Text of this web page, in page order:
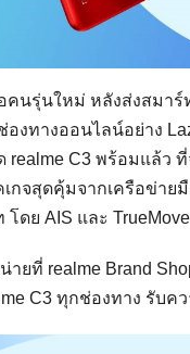
คนรุ่นใหม่ หลังส่งสมา
งทางออนไลน์อย่าง
C3 พร้อมแล้ว
จสุดคุ้มจากเครือข่ายมื
ดย AIS และ
ายที่ realme Brand
C3 ทุกช่องทาง รับ